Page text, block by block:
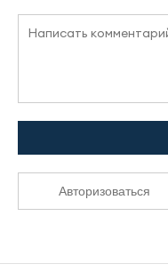
Авторизоваться